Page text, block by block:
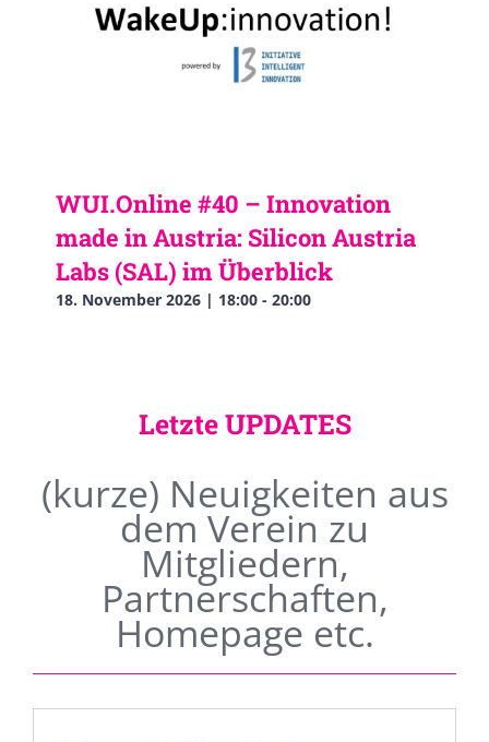
WUI.Online #40 – Innovation
made in Austria: Silicon Austria
Labs (SAL) im Überblick
18. November 2026 | 18:00 - 20:00
Letzte UPDATES
(kurze) Neuigkeiten aus
dem Verein zu
Mitgliedern,
Partnerschaften,
Homepage etc.